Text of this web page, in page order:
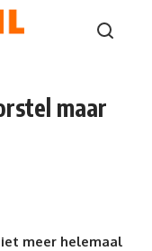
maar
meer helemaal